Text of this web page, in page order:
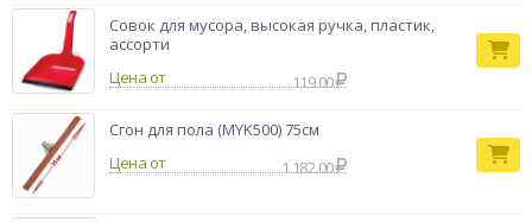
Совок для мусора, высокая ручка, пластик,
ассорти
Цена от
119.00
Сгон для пола (MYK500) 75см
Цена от
1 182.00